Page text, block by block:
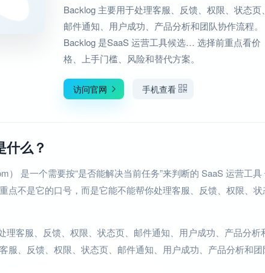
Backlog 主要用于处理客服、反馈、权限、状态页、
邮件通知、用户成功、产品分析和团队协作流程。
Backlog 是SaaS 运营工具候选… 选择前重点看价
格、上手门槛、风险和替代方案。
访问官网 手机查看
么？
） 是一个需要按“是否能解决当前任务”来判断的 SaaS 运营工
点不是它的口号，而是它能不能帮你处理客服、反馈、权限、
理客服、反馈、权限、状态页、邮件通知、用户成功、产品分
服、反馈、权限、状态页、邮件通知、用户成功、产品分析和